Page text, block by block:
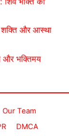
शक्ति और आस्था
भक्तिमय
Our Team
DMCA